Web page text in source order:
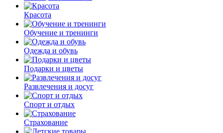
Красота
Обучение и тренинги
Одежда и обувь
Подарки и цветы
Развлечения и досуг
Спорт и отдых
Страхование